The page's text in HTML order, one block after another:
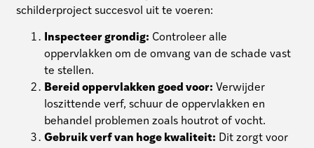
schilderproject succesvol uit te voeren:
Inspecteer grondig: Controleer alle
oppervlakken om de omvang van de schade vast
te stellen.
Bereid oppervlakken goed voor: Verwijder
loszittende verf, schuur de oppervlakken en
behandel problemen zoals houtrot of vocht.
Gebruik verf van hoge kwaliteit: Dit zorgt voor